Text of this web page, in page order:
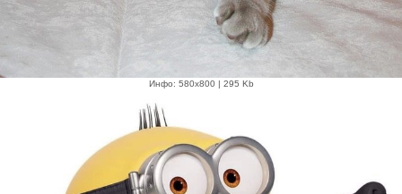
Инфо: 580х800 | 295 Kb